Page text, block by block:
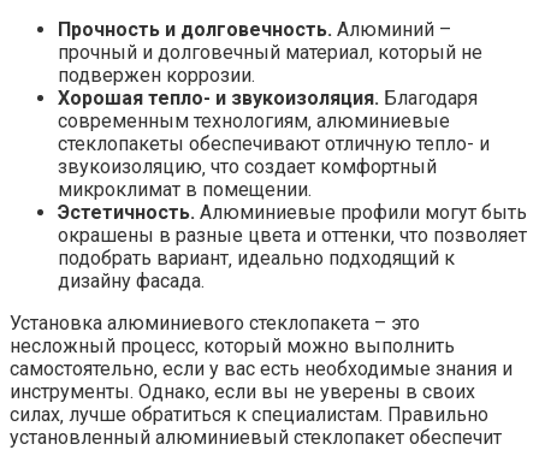
Прочность и долговечность. Алюминий –
прочный и долговечный материал‚ который не
подвержен коррозии.
Хорошая тепло- и звукоизоляция. Благодаря
современным технологиям‚ алюминиевые
стеклопакеты обеспечивают отличную тепло- и
звукоизоляцию‚ что создает комфортный
микроклимат в помещении.
Эстетичность. Алюминиевые профили могут быть
окрашены в разные цвета и оттенки‚ что позволяет
подобрать вариант‚ идеально подходящий к
дизайну фасада.
Установка алюминиевого стеклопакета – это
несложный процесс‚ который можно выполнить
самостоятельно‚ если у вас есть необходимые знания и
инструменты. Однако‚ если вы не уверены в своих
силах‚ лучше обратиться к специалистам. Правильно
установленный алюминиевый стеклопакет обеспечит